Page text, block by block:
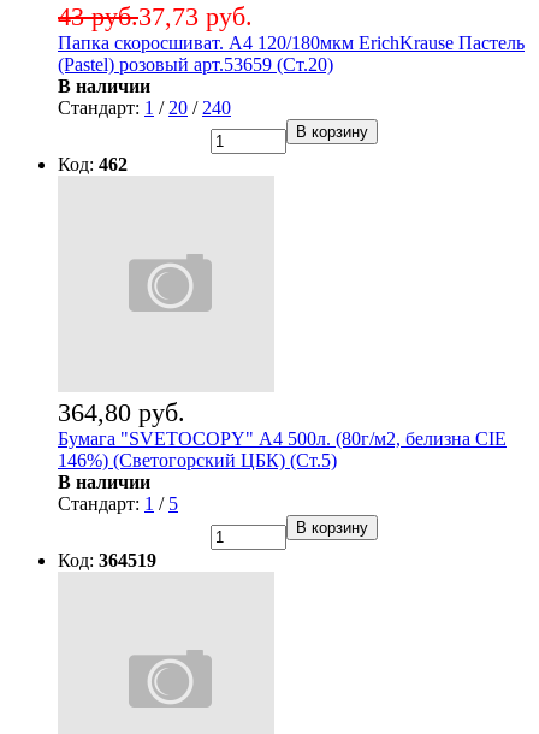
37,73 руб.
43 руб.
Папка скоросшиват. А4 120/180мкм ErichKrause Пастель
(Pastel) розовый арт.53659 (Ст.20)
В наличии
Стандарт: 1 / 20 / 240
В корзину
Код: 462
364,80 руб.
Бумага "SVETOCOPY" А4 500л. (80г/м2, белизна CIE
146%) (Светогорский ЦБК) (Ст.5)
В наличии
Стандарт: 1 / 5
В корзину
Код: 364519